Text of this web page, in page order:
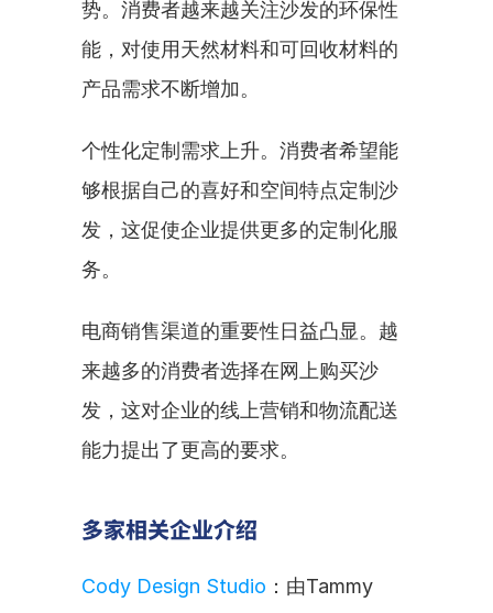
势。消费者越来越关注沙发的环保性
能，对使用天然材料和可回收材料的
产品需求不断增加。
个性化定制需求上升。消费者希望能
够根据自己的喜好和空间特点定制沙
发，这促使企业提供更多的定制化服
务。
电商销售渠道的重要性日益凸显。越
来越多的消费者选择在网上购买沙
发，这对企业的线上营销和物流配送
能力提出了更高的要求。
多家相关企业介绍
Cody Design Studio ：由Tammy